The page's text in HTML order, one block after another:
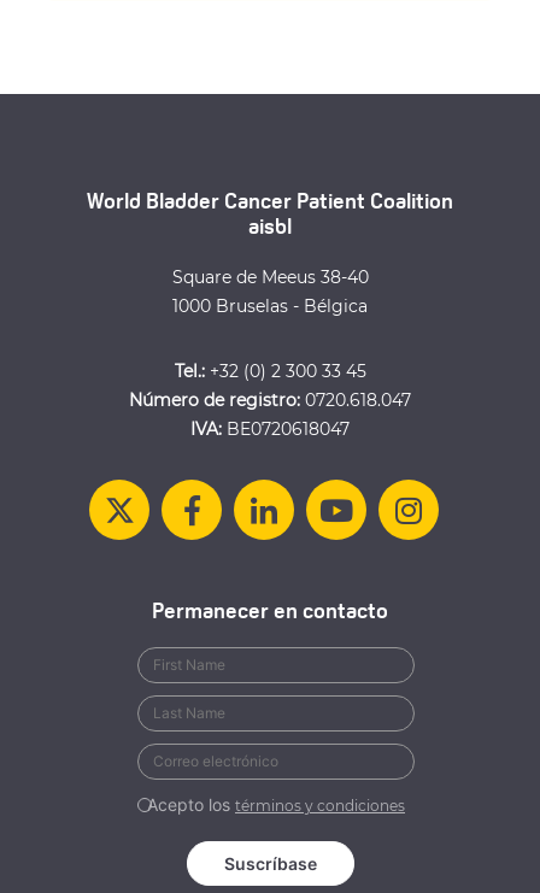
World Bladder Cancer Patient Coalition
aisbl
Square de Meeus 38-40
1000 Bruselas - Bélgica
Tel.:+32 (0) 2 300 33 45
Número de registro: 0720.618.047
IVA: BE0720618047
Permanecer en contacto
Acepto los términos y condiciones